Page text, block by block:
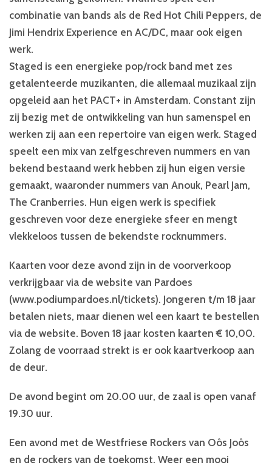
combinatie van bands als de Red Hot Chili Peppers, de
Jimi Hendrix Experience en AC/DC, maar ook eigen
werk.
Staged is een energieke pop/rock band met zes
getalenteerde muzikanten, die allemaal muzikaal zijn
opgeleid aan het PACT+ in Amsterdam. Constant zijn
zij bezig met de ontwikkeling van hun samenspel en
werken zij aan een repertoire van eigen werk. Staged
speelt een mix van zelfgeschreven nummers en van
bekend bestaand werk hebben zij hun eigen versie
gemaakt, waaronder nummers van Anouk, Pearl Jam,
The Cranberries. Hun eigen werk is specifiek
geschreven voor deze energieke sfeer en mengt
vlekkeloos tussen de bekendste rocknummers.
Kaarten voor deze avond zijn in de voorverkoop
verkrijgbaar via de website van Pardoes
(www.podiumpardoes.nl/tickets). Jongeren t/m 18 jaar
betalen niets, maar dienen wel een kaart te bestellen
via de website. Boven 18 jaar kosten kaarten € 10,00.
Zolang de voorraad strekt is er ook kaartverkoop aan
de deur.
De avond begint om 20.00 uur, de zaal is open vanaf
19.30 uur.
Een avond met de Westfriese Rockers van Oôs Joôs
en de rockers van de toekomst. Weer een mooi